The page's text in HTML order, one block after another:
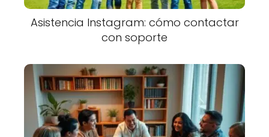
Asistencia Instagram: cómo contactar
con soporte